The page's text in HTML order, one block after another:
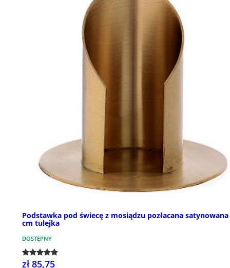
Podstawka pod świecę z mosiądzu pozłacana satynowana
cm tulejka
DOSTĘPNY
zł 85,75